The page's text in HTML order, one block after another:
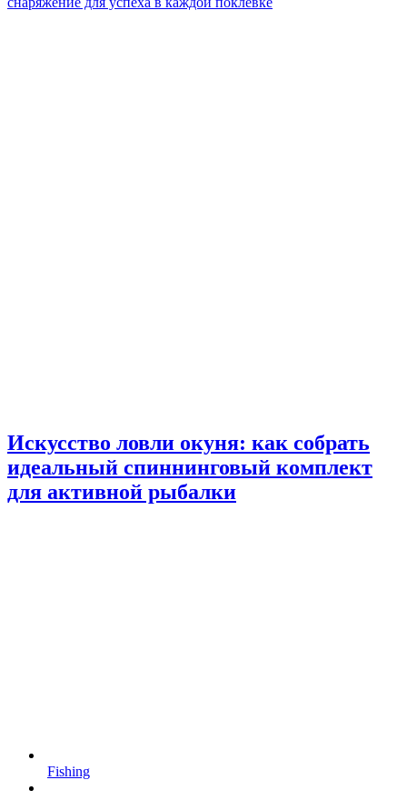
Искусство ловли окуня: как собрать
идеальный спиннинговый комплект
для активной рыбалки
Fishing